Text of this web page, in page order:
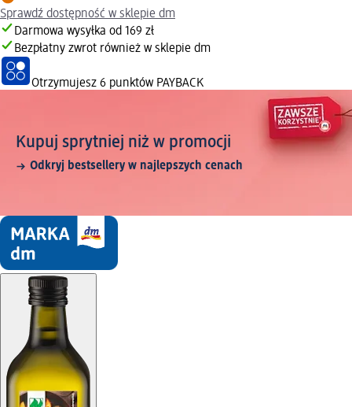
Sprawdź dostępność w sklepie dm
Darmowa wysyłka od 169 zł
Bezpłatny zwrot również w sklepie dm
Otrzymujesz 6 punktów PAYBACK
Kupuj sprytniej niż w promocji
Odkryj bestsellery w najlepszych cenach